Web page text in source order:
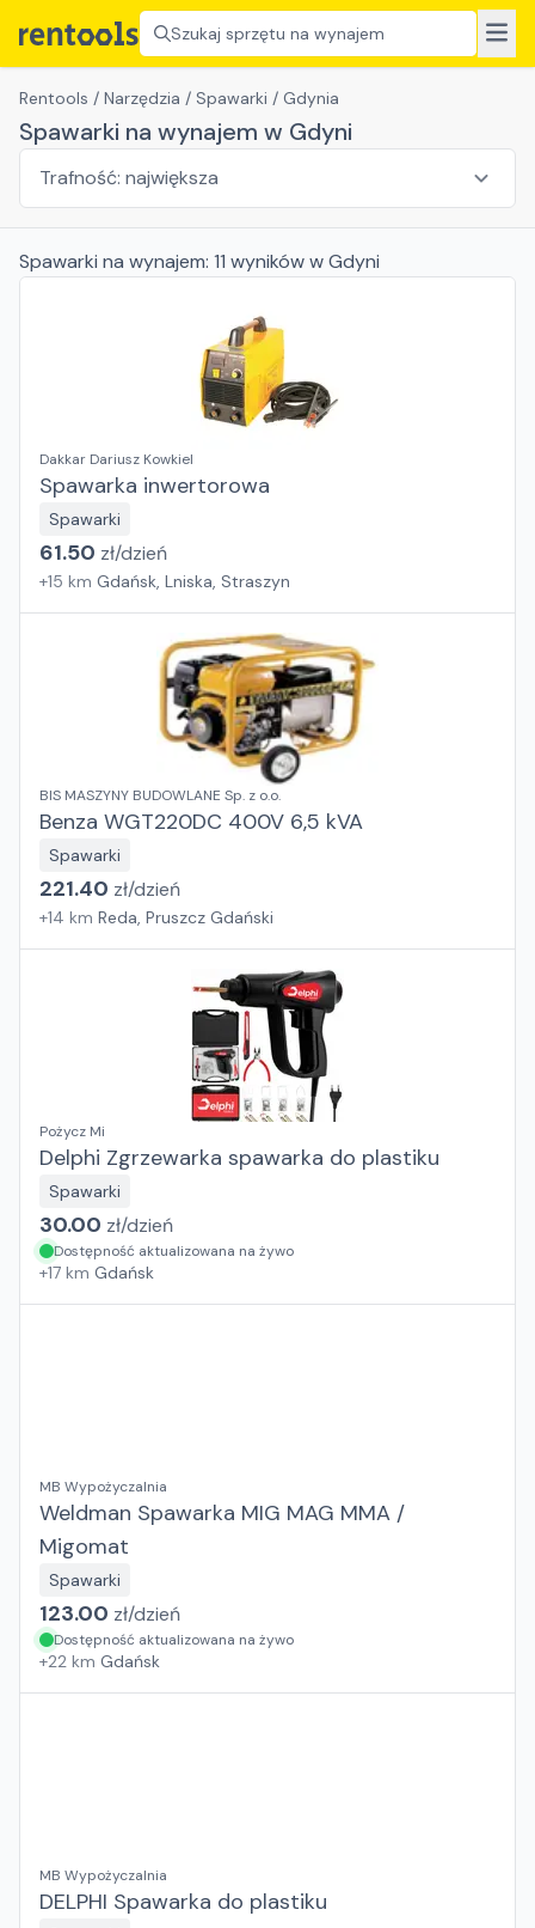
Szukaj sprzętu na wynajem
Rentools / Narzędzia / Spawarki / Gdynia
Spawarki na wynajem w Gdyni
Spawarki na wynajem: 11 wynikóww Gdyni
Dakkar Dariusz Kowkiel
Spawarka inwertorowa
Spawarki
61.50 zł/dzień
+15 km Gdańsk, Lniska, Straszyn
BIS MASZYNY BUDOWLANE Sp. z o.o.
Benza WGT220DC 400V 6,5 kVA
Spawarki
221.40 zł/dzień
+14 km Reda, Pruszcz Gdański
Pożycz Mi
Delphi Zgrzewarka spawarka do plastiku
Spawarki
30.00 zł/dzień
Dostępność aktualizowana na żywo
+17 km Gdańsk
MB Wypożyczalnia
Weldman Spawarka MIG MAG MMA /
Migomat
Spawarki
123.00 zł/dzień
Dostępność aktualizowana na żywo
+22 km Gdańsk
MB Wypożyczalnia
DELPHI Spawarka do plastiku